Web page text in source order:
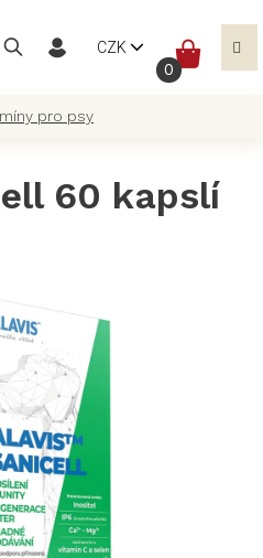
CZK
pro psy
60 kapslí